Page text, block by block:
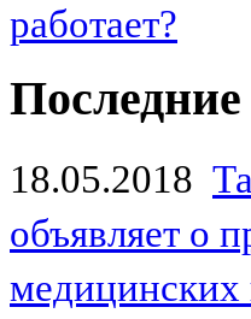
работает?
18.05.2018
объявляет о
медицинских